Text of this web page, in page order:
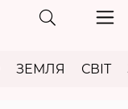
ЗЕМЛЯ СВІТ